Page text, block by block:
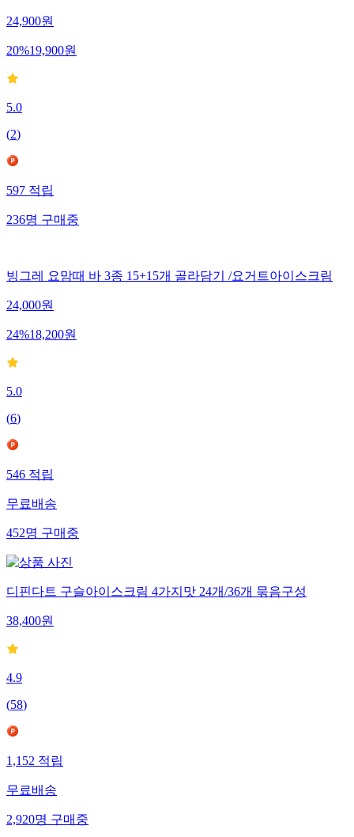
24,900원
20%19,900원
5.0
(2)
597 적립
236명 구매중
빙그레 요맘때 바 3종 15+15개 골라담기 /요거트아이스크림
24,000원
24%18,200원
5.0
(6)
546 적립
무료배송
452명 구매중
디핀다트 구슬아이스크림 4가지맛 24개/36개 묶음구성
38,400원
4.9
(58)
1,152 적립
무료배송
2,920명 구매중